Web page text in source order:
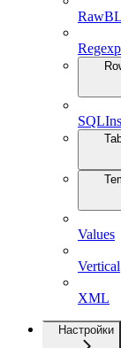
Regexp
Values
Vertical
XML
Настройки